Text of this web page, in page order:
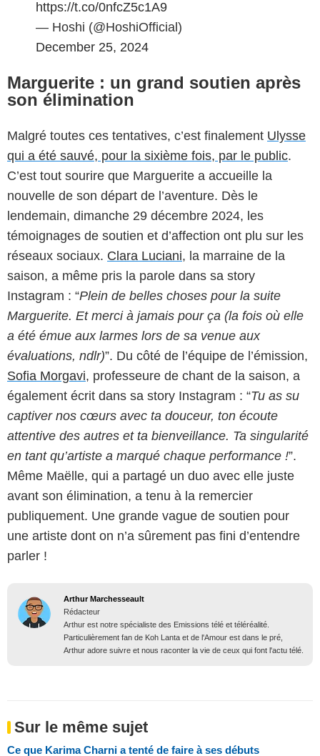
https://t.co/0nfcZ5c1A9
— Hoshi (@HoshiOfficial)
December 25, 2024
Marguerite : un grand soutien après
son élimination
Malgré toutes ces tentatives, c’est finalement Ulysse
qui a été sauvé, pour la sixième fois, par le public.
C’est tout sourire que Marguerite a accueille la
nouvelle de son départ de l’aventure. Dès le
lendemain, dimanche 29 décembre 2024, les
témoignages de soutien et d’affection ont plu sur les
réseaux sociaux. Clara Luciani, la marraine de la
saison, a même pris la parole dans sa story
Instagram : “Plein de belles choses pour la suite
Marguerite. Et merci à jamais pour ça (la fois où elle
a été émue aux larmes lors de sa venue aux
évaluations, ndlr)”. Du côté de l’équipe de l’émission,
Sofia Morgavi, professeure de chant de la saison, a
également écrit dans sa story Instagram : “Tu as su
captiver nos cœurs avec ta douceur, ton écoute
attentive des autres et ta bienveillance. Ta singularité
en tant qu’artiste a marqué chaque performance !”.
Même Maëlle, qui a partagé un duo avec elle juste
avant son élimination, a tenu à la remercier
publiquement. Une grande vague de soutien pour
une artiste dont on n’a sûrement pas fini d’entendre
parler !
Arthur Marchesseault
Rédacteur
Arthur est notre spécialiste des Emissions télé et téléréalité.
Particulièrement fan de Koh Lanta et de l'Amour est dans le pré,
Arthur adore suivre et nous raconter la vie de ceux qui font l'actu télé.
Sur le même sujet
Ce que Karima Charni a tenté de faire à ses débuts